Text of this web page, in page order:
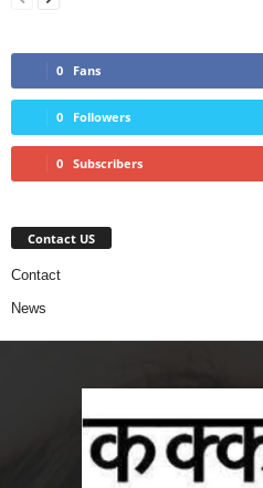
0 Fans
0 Followers
0 Subscribers
Contact US
Contact
News